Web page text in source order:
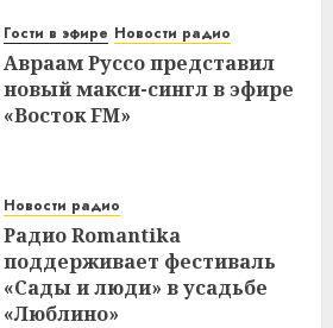
Гости в эфире Новости радио
Авраам Руссо представил
новый макси-сингл в эфире
«Восток FM»
Новости радио
Радио Romantika
поддерживает фестиваль
«Сады и люди» в усадьбе
«Люблино»